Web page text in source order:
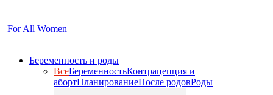
For All Women
Беременность и роды
ВсеБеременностьКонтрацепция и
абортПланированиеПосле родовРоды